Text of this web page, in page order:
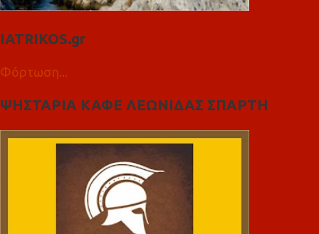
IATRIKOS.gr
Φόρτωση...
ΨΗΣΤΑΡΙΑ ΚΑΦΕ ΛΕΩΝΙΔΑΣ ΣΠΑΡΤΗ